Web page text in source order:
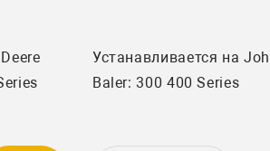
200 300 400 CB300 Series
Устанавливается на
Baler: 300 400 Series